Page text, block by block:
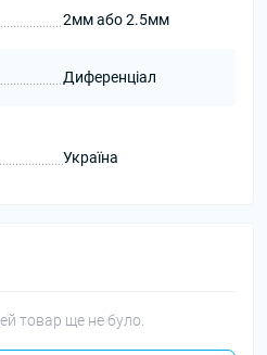
2мм або 2.5мм
Диференціал
Україна
товар ще не було.